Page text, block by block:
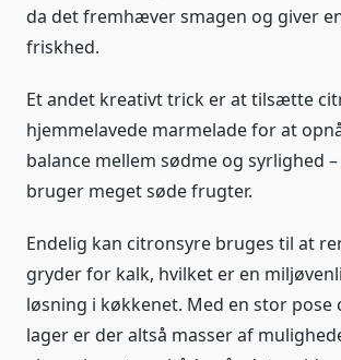
da det fremhæver smagen og giver
friskhed.
Et andet kreativt trick er at tilsætte
hjemmelavede marmelade for at
balance mellem sødme og syrlighed
bruger meget søde frugter.
Endelig kan citronsyre bruges til at
gryder for kalk, hvilket er en
løsning i køkkenet. Med en stor pose
lager er der altså masser af